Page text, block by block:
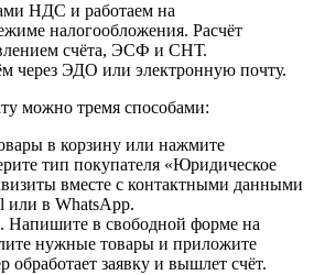
НДС и работаем на
налогообложения. Расчёт
счёта, ЭСФ и СНТ.
через ЭДО или электронную почту.
можно тремя способами:
в корзину или нажмите
тип покупателя «Юридическое
вместе с контактными данными
или в WhatsApp.
Напишите в свободной форме на
нужные товары и приложите
заявку и вышлет счёт.